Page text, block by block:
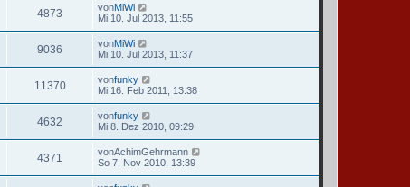
4873 vonMiWi
Mi 10. Jul 2013, 11:55
9036 vonMiWi
Mi 10. Jul 2013, 11:37
11370 vonfunky
Mi 16. Feb 2011, 13:38
4632 vonfunky
Mi 8. Dez 2010, 09:29
4371 vonAchimGehrmann
So 7. Nov 2010, 13:39